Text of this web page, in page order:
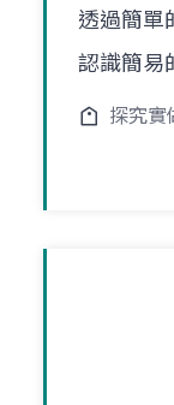
透過簡單
認識簡易
探究實